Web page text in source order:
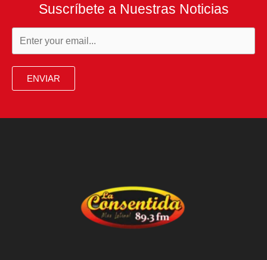
Suscríbete a Nuestras Noticias
ENVIAR